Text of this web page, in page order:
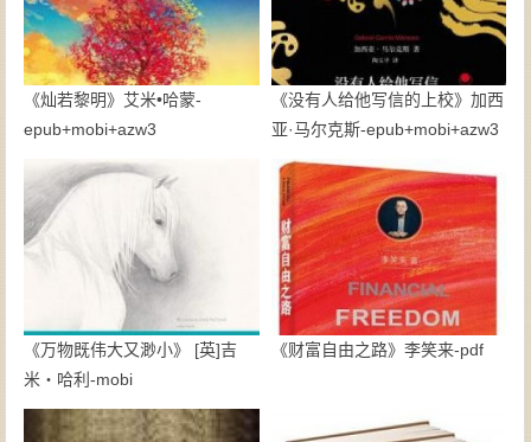
《灿若黎明》艾米•哈蒙-
epub+mobi+azw3
《没有人给他写信的上校》加西
亚·马尔克斯-epub+mobi+azw3
《万物既伟大又渺小》 [英]吉
米・哈利-mobi
《财富自由之路》李笑来-pdf